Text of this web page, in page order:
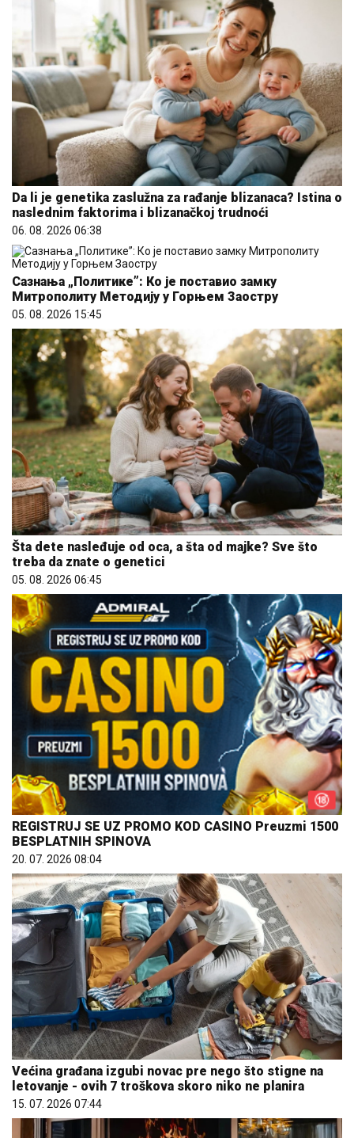
Da li je genetika zaslužna za rađanje blizanaca? Istina o
naslednim faktorima i blizanačkoj trudnoći
06. 08. 2026 06:38
Сазнања „Политике”: Ко је поставио замку
Митрополиту Методију у Горњем Заостру
05. 08. 2026 15:45
Šta dete nasleđuje od oca, a šta od majke? Sve što
treba da znate o genetici
05. 08. 2026 06:45
REGISTRUJ SE UZ PROMO KOD CASINO Preuzmi 1500
BESPLATNIH SPINOVA
20. 07. 2026 08:04
Većina građana izgubi novac pre nego što stigne na
letovanje - ovih 7 troškova skoro niko ne planira
15. 07. 2026 07:44